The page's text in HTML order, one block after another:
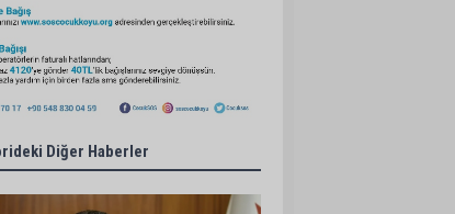
Diğer Haberler